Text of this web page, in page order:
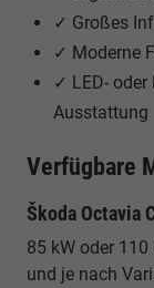
✓ Großes
✓ Moderne
✓ LED- oder
Ausstattung
Verfügbare
Škoda Octavia
85 kW oder
und je nach